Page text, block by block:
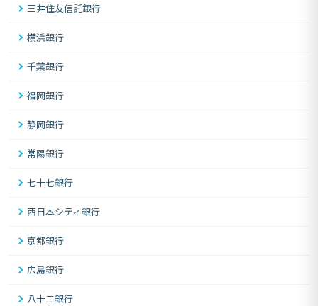
三井住友信託銀行
横浜銀行
千葉銀行
福岡銀行
静岡銀行
常陽銀行
七十七銀行
西日本シティ銀行
京都銀行
広島銀行
八十二銀行